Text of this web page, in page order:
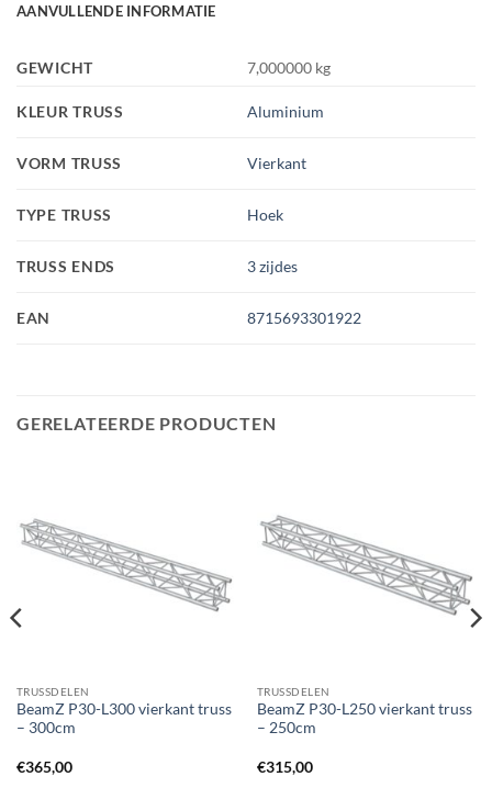
AANVULLENDE INFORMATIE
GEWICHT 7,000000 kg
KLEUR TRUSS Aluminium
VORM TRUSS Vierkant
TYPE TRUSS Hoek
TRUSS ENDS 3 zijdes
EAN 8715693301922
GERELATEERDE PRODUCTEN
TRUSSDELEN
BeamZ P30-L300 vierkant truss
– 300cm
€365,00
TRUSSDELEN
BeamZ P30-L250 vierkant truss
– 250cm
€315,00